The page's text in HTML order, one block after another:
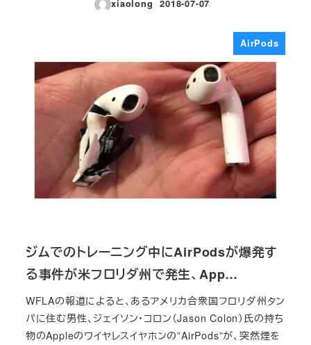
xiaolong
投稿日
2018-07-07
AirPods
ジムでのトレーニング中にAirPodsが爆発す
る事件が米フロリダ州で発生、App…
WFLAの報道によると、あるアメリカ合衆国フロリダ州タン
パに住む男性、ジェイソン・コロン（Jason Colon）氏の持ち
物のAppleのワイヤレスイヤホンの”AirPods”が、突然煙を